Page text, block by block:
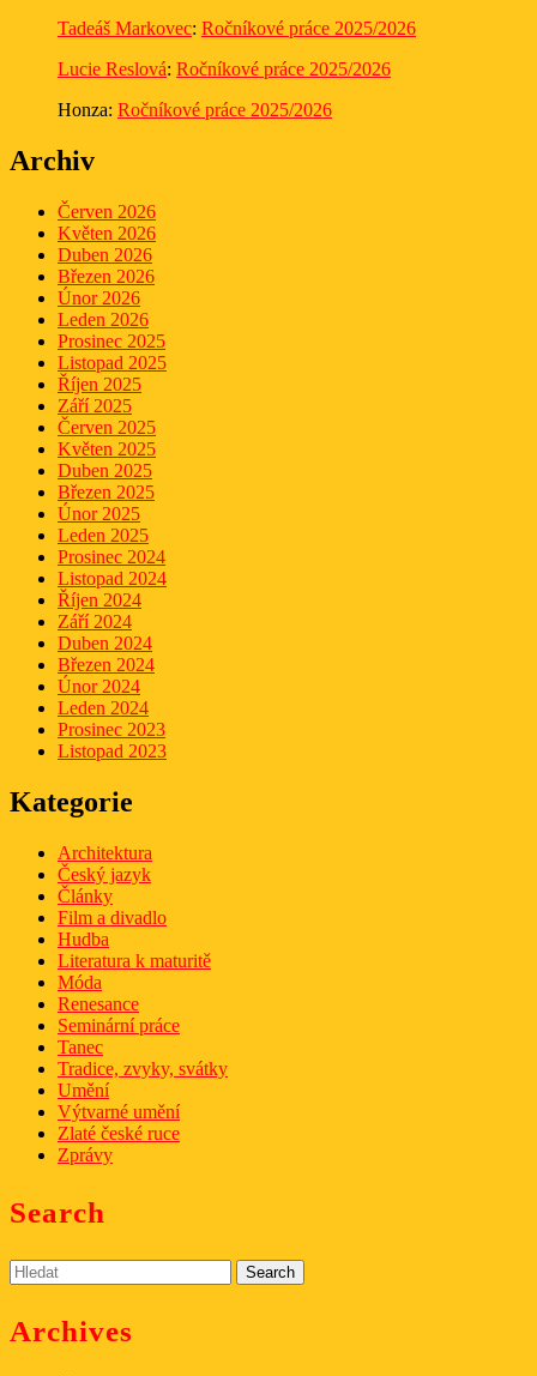
Tadeáš Markovec: Ročníkové práce 2025/2026
Lucie Reslová: Ročníkové práce 2025/2026
Honza: Ročníkové práce 2025/2026
Archiv
Červen 2026
Květen 2026
Duben 2026
Březen 2026
Únor 2026
Leden 2026
Prosinec 2025
Listopad 2025
Říjen 2025
Září 2025
Červen 2025
Květen 2025
Duben 2025
Březen 2025
Únor 2025
Leden 2025
Prosinec 2024
Listopad 2024
Říjen 2024
Září 2024
Duben 2024
Březen 2024
Únor 2024
Leden 2024
Prosinec 2023
Listopad 2023
Kategorie
Architektura
Český jazyk
Články
Film a divadlo
Hudba
Literatura k maturitě
Móda
Renesance
Seminární práce
Tanec
Tradice, zvyky, svátky
Umění
Výtvarné umění
Zlaté české ruce
Zprávy
Search
Search
for:
Archives